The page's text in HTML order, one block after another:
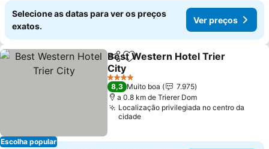
Selecione as datas para ver os preços
exatos.
Ver preços
Escolha popular
PartilharAdicionar aos favoritos
Best Western Hotel Trier
City
Ver preços
4 Estrelas
8,3 Muito boa
7.975
a 0.8 km de Trierer Dom
Localização privilegiada no centro da
cidade